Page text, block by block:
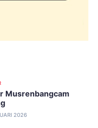
Musrenbangcam
2026